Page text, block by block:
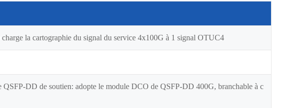
charge la cartographie du signal du service 4x100G à 1 signal OTUC4
QSFP-DD de soutien: adopte le module DCO de QSFP-DD 400G, branchable à c